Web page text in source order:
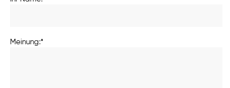
Meinung:*